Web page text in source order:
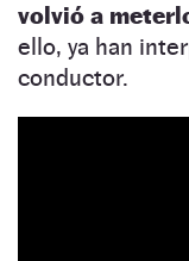
volvió a
ello, ya han
conductor.